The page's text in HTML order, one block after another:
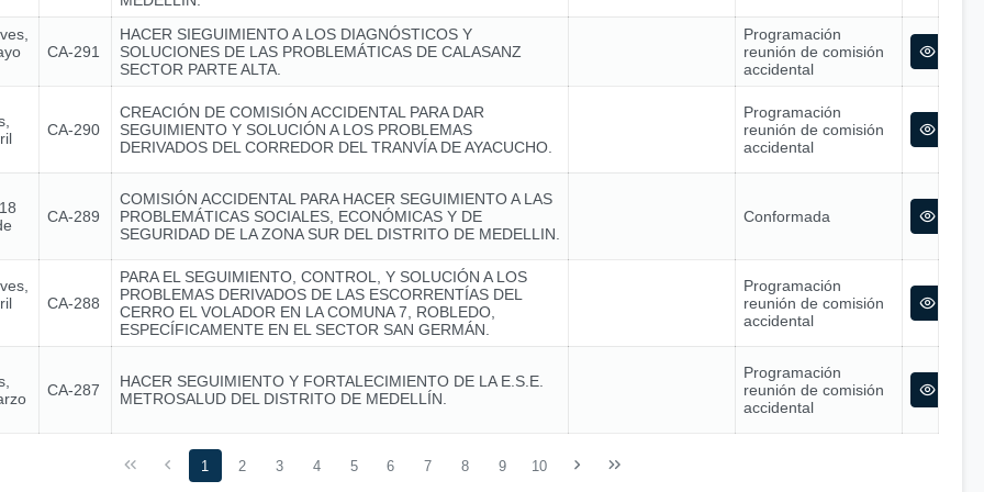
CA-291
HACER SIEGUIMIENTO A LOS DIAGNÓSTICOS Y
SOLUCIONES DE LAS PROBLEMÁTICAS DE CALASANZ
SECTOR PARTE ALTA.
Programación
reunión de comisión
accidental
CA-290
CREACIÓN DE COMISIÓN ACCIDENTAL PARA DAR
SEGUIMIENTO Y SOLUCIÓN A LOS PROBLEMAS
DERIVADOS DEL CORREDOR DEL TRANVÍA DE AYACUCHO.
Programación
reunión de comisión
accidental
CA-289
COMISIÓN ACCIDENTAL PARA HACER SEGUIMIENTO A LAS
PROBLEMÁTICAS SOCIALES, ECONÓMICAS Y DE
SEGURIDAD DE LA ZONA SUR DEL DISTRITO DE MEDELLIN.
Conformada
CA-288
PARA EL SEGUIMIENTO, CONTROL, Y SOLUCIÓN A LOS
PROBLEMAS DERIVADOS DE LAS ESCORRENTÍAS DEL
CERRO EL VOLADOR EN LA COMUNA 7, ROBLEDO,
ESPECÍFICAMENTE EN EL SECTOR SAN GERMÁN.
Programación
reunión de comisión
accidental
CA-287
HACER SEGUIMIENTO Y FORTALECIMIENTO DE LA E.S.E.
METROSALUD DEL DISTRITO DE MEDELLÍN.
Programación
reunión de comisión
accidental
1 2 3 4 5 6 7 8 9 10